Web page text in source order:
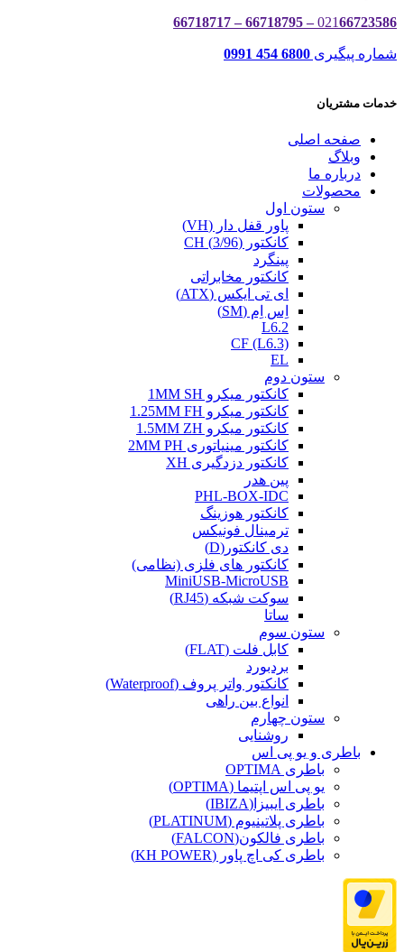
02166723586 – 66718795 – 66718717
شماره پیگیری 6800 454 0991
خدمات مشتریان
صفحه اصلی
وبلاگ
درباره ما
محصولات
ستون اول
پاور قفل دار (VH)
کانکتور (3/96) CH
پینگرد
کانکتور مخابراتی
ای تی ایکس (ATX)
اِس اِم (SM)
L6.2
CF (L6.3)
EL
ستون دوم
کانکتور میکرو 1MM SH
کانکتور میکرو 1.25MM FH
کانکتور میکرو 1.5MM ZH
کانکتور مینیاتوری 2MM PH
کانکتور دزدگیری XH
پین هدر
PHL-BOX-IDC
کانکتور هوزینگ
ترمینال فونیکس
دی کانکتور(D)
کانکتور های فلزی (نظامی)
MiniUSB-MicroUSB
سوکت شبکه (RJ45)
ساتا
ستون سوم
کابل فلت (FLAT)
بردبورد
کانکتور واتر پروف (Waterproof)
انواع بین راهی
ستون چهارم
روشنایی
باطری و یو پی اس
باطری OPTIMA
یو پی اس اپتیما (OPTIMA)
باطری ایبیزا(IBIZA)
باطری پلاتینیوم (PLATINUM)
باطری فالکون(FALCON)
باطری کی اچ پاور (KH POWER)